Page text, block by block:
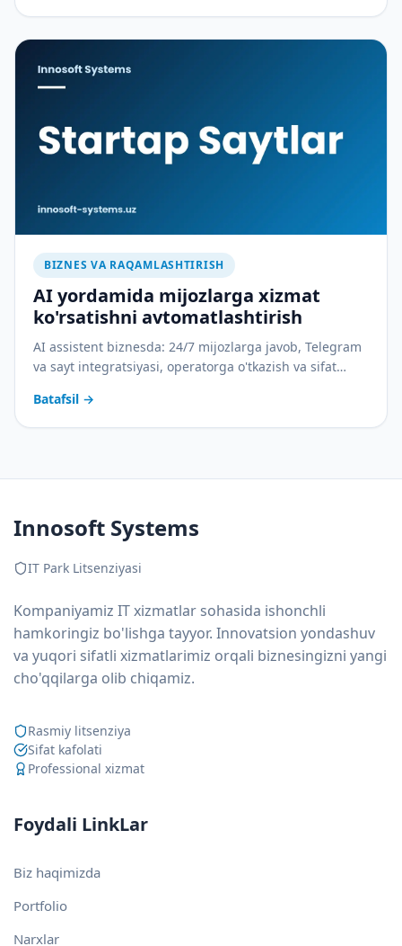
BIZNES VA RAQAMLASHTIRISH
AI yordamida mijozlarga xizmat
ko'rsatishni avtomatlashtirish
AI assistent biznesda: 24/7 mijozlarga javob, Telegram
va sayt integratsiyasi, operatorga o'tkazish va sifat
Batafsil →
Innosoft Systems
IT Park Litsenziyasi
Kompaniyamiz IT xizmatlar sohasida ishonchli
hamkoringiz bo'lishga tayyor. Innovatsion yondashuv
va yuqori sifatli xizmatlarimiz orqali biznesingizni yangi
cho'qqilarga olib chiqamiz.
Rasmiy litsenziya
Sifat kafolati
Professional xizmat
Foydali LinkLar
Biz haqimizda
Portfolio
Narxlar